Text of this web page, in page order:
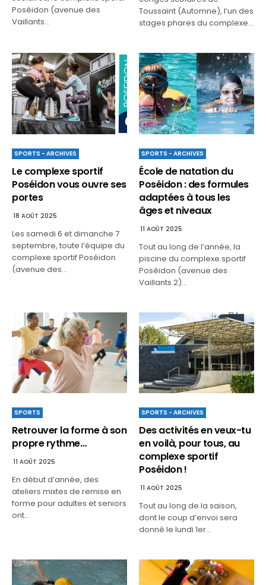
Poséidon (avenue des
Vaillants…
Toussaint (Automne), l’un des
stages phares du complexe…
SPORTS - ARCHIVES
Le complexe sportif
Poséidon vous ouvre ses
portes
18 AOÛT 2025
Les samedi 6 et dimanche 7
septembre, toute l’équipe du
complexe sportif Poséidon
(avenue des…
SPORTS - ARCHIVES
École de natation du
Poséidon : des formules
adaptées à tous les
âges et niveaux
11 AOÛT 2025
Tout au long de l’année, la
piscine du complexe sportif
Poséidon (avenue des
Vaillants 2)…
SPORTS
Retrouver la forme à son
propre rythme…
11 AOÛT 2025
En début d’année, des
ateliers mixtes de remise en
forme pour adultes et seniors
ont…
SPORTS - ARCHIVES
Des activités en veux-tu
en voilà, pour tous, au
complexe sportif
Poséidon !
11 AOÛT 2025
Tout au long de la saison,
dont le coup d’envoi sera
donné le lundi 1er…